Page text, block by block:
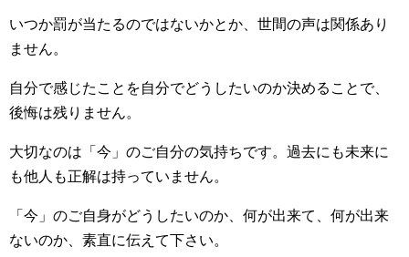
いつか罰が当たるのではないかとか、世間の声は関係あり
ません。
自分で感じたことを自分でどうしたいのか決めることで、
後悔は残りません。
大切なのは「今」のご自分の気持ちです。過去にも未来に
も他人も正解は持っていません。
「今」のご自身がどうしたいのか、何が出来て、何が出来
ないのか、素直に伝えて下さい。